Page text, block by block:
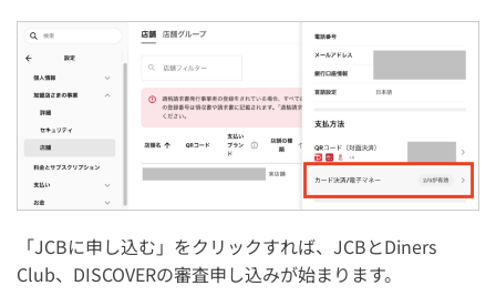
「JCBに申し込む」をクリックすれば、JCBとDiners
Club、DISCOVERの審査申し込みが始まります。